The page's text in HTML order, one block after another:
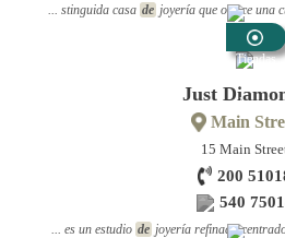
... stinguida casa de joyería que ofrece una
Tiendas
Joyería
Just
Main
15 Main
200
540
... es un estudio de joyería refinada